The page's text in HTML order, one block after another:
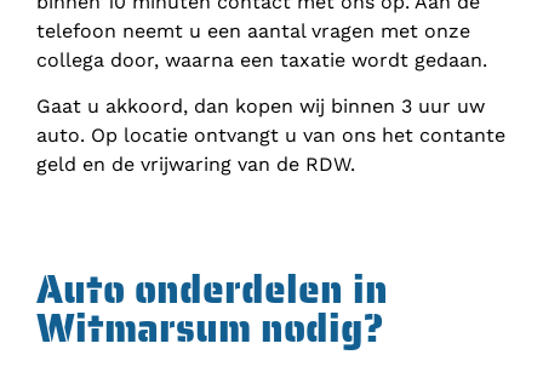
telefoon neemt u een aantal vragen met onze
collega door, waarna een taxatie wordt gedaan.
Gaat u akkoord, dan kopen wij binnen 3 uur uw
auto. Op locatie ontvangt u van ons het contante
geld en de vrijwaring van de RDW.
Auto onderdelen in
Witmarsum nodig?